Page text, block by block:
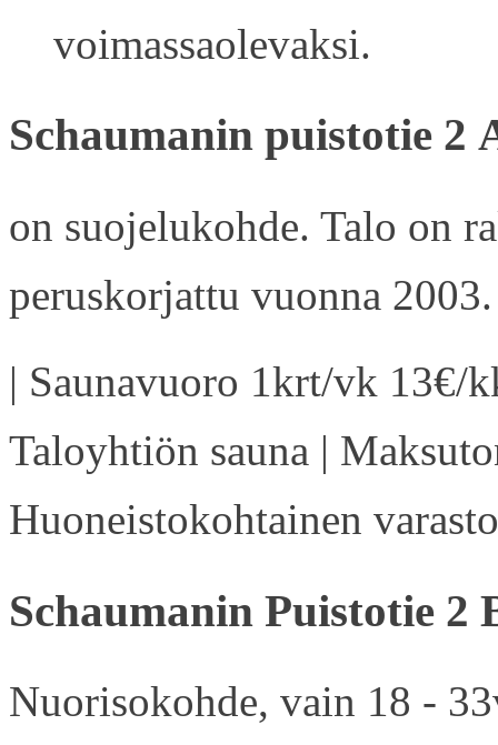
voimassaolevaksi.
Schaumanin puistotie 2
on suojelukohde. Talo on
peruskorjattu vuonna 2003.
| Saunavuoro 1krt/vk 13€/
Taloyhtiön sauna |
Huoneistokohtainen
Schaumanin Puistotie 2
Nuorisokohde, vain 18 -